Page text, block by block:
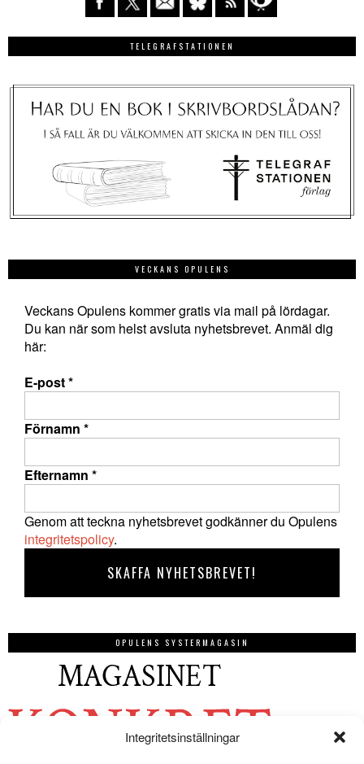
Integritetsinställningar
TELEGRAFSTATIONEN
VECKANS OPULENS
Veckans Opulens kommer gratis via mail på lördagar.
Du kan när som helst avsluta nyhetsbrevet. Anmäl dig
här:
E-post*
Förnamn *
Efternamn *
Genom att teckna nyhetsbrevet godkänner du Opulens
integritetspolicy.
OPULENS SYSTERMAGASIN